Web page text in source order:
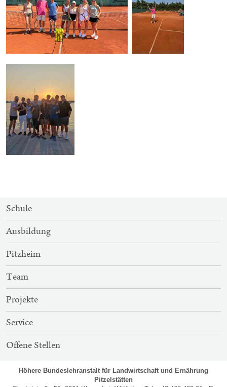
SITEMAP-
NAVIGATION
Schule
Ausbildung
Pitzheim
Team
Projekte
Service
Offene Stellen
Höhere Bundeslehranstalt für Landwirtschaft und Ernährung
Pitzelstätten